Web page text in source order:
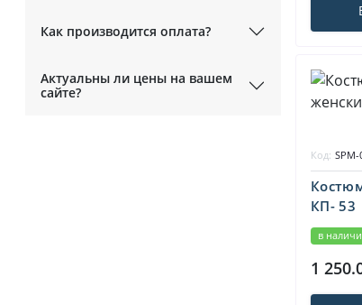
Как производится оплата?
Актуальны ли цены на вашем
сайте?
КП- 53
в
Код: SPM-
1